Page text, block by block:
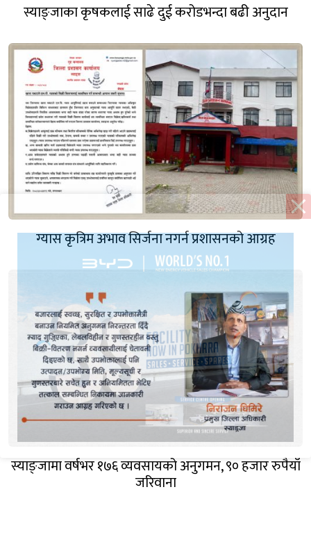
स्याङ्जाका कृषकलाई साढे दुई करोडभन्दा बढी अनुदान
ग्यास कृत्रिम अभाव सिर्जना नगर्न प्रशासनको आग्रह
स्याङ्जामा वर्षभर १७६ व्यवसायको अनुगमन, ९० हजार रुपैयाँ
जरिवाना